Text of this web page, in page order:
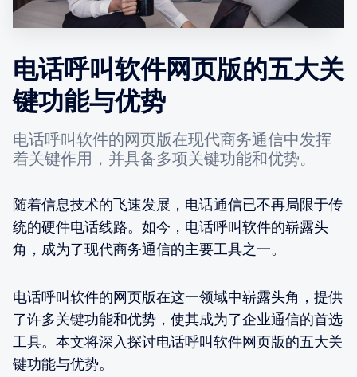
电话呼叫软件网页版的五大关
键功能与优势
电话呼叫软件的网页版在现代商务通信中发挥
着关键作用，并具备多项关键功能和优势。
随着信息技术的飞速发展，电话通信已不再局限于传
统的硬件电话线路。如今，电话呼叫软件的崭露头
角，成为了现代商务通信的主要工具之一。
电话呼叫软件的网页版在这一领域中崭露头角，提供
了许多关键功能和优势，使其成为了企业通信的首选
工具。本文将深入探讨电话呼叫软件网页版的五大关
键功能与优势。